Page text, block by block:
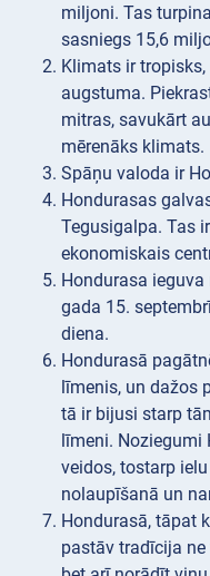
miljoni. Tas
sasniegs 15,6
Klimats ir
augstuma.
mitras, savukārt
mērenāks klimats.
Spāņu valoda ir
Hondurasas
Tegusigalpa. Tas
ekonomiskais
Hondurasa
gada 15.
diena.
Hondurasā
līmenis, un dažos
tā ir bijusi starp
līmeni. Noziegumi
veidos, tostarp
nolaupīšanā un
Hondurasā, tāpat
pastāv tradīcija